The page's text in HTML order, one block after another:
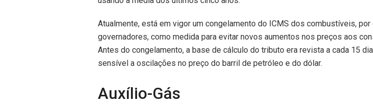
Atualmente, está em vigor um congelamento do ICMS dos combustíveis,
governadores, como medida para evitar novos aumentos nos preços aos
Antes do congelamento, a base de cálculo do tributo era revista a cada 15
sensível a oscilações no preço do barril de petróleo e do dólar.
Auxílio-Gás